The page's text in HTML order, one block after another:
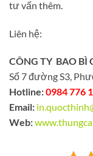
tư vấn thêm.
Liên hệ:
CÔNG TY BAO BÌ
Số 7 đường S3,
Hotline:0984 776
Email:
Web: